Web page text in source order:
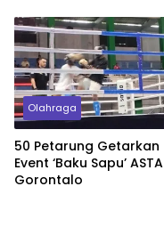
Olahraga
50 Petarung Getarkan
Event ‘Baku Sapu’ ASTA
Gorontalo